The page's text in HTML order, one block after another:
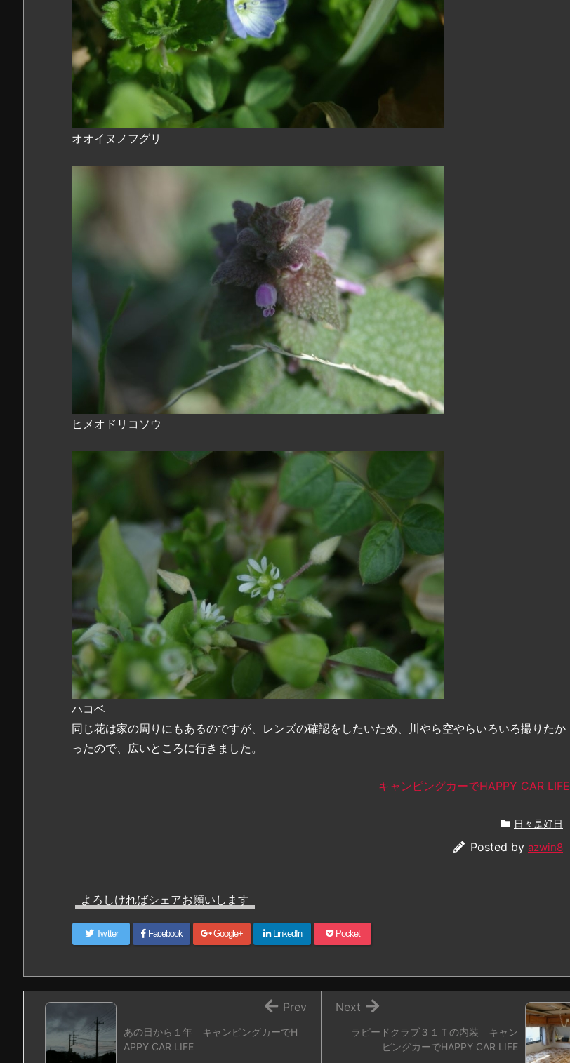
オオイヌノフグリ
ヒメオドリコソウ
ハコベ
同じ花は家の周りにもあるのですが、レンズの確認をしたいため、川やら空やらいろいろ撮りたか
ったので、広いところに行きました。
キャンピングカーでHAPPY CAR LIFE
日々是好日
Posted by azwin8
よろしければシェアお願いします
Twitter Facebook Google+ LinkedIn Pocket
ラピードクラブ３１Ｔの内装 キャン
ピングカーでHAPPY CAR LIFE
Next
あの日から１年 キャンピングカーでH
APPY CAR LIFE
Prev